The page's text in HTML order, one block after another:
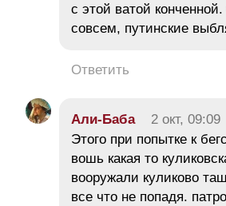
с этой ватой
совсем, путинские
Ответить
Али-Баба 2 окт, 09:09
Этого при попытке к
вошь какая то
вооружали куликово
все что не попадя.